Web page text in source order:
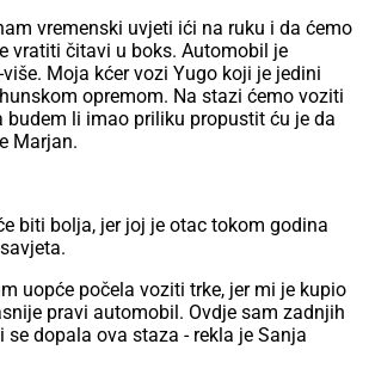
vremenski uvjeti ići na ruku i da ćemo
vratiti čitavi u boks. Automobil je
Moja kćer vozi Yugo koji je jedini
opremom. Na stazi ćemo voziti
budem li imao priliku propustit ću je da
Marjan.
biti bolja, jer joj je otac tokom godina
uopće počela voziti trke, jer mi je kupio
pravi automobil. Ovdje sam zadnjih
dopala ova staza - rekla je Sanja